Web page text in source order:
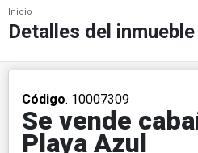
Inicio
Detalles del inmueble
Código. 10007309
Se vende
Playa Azul